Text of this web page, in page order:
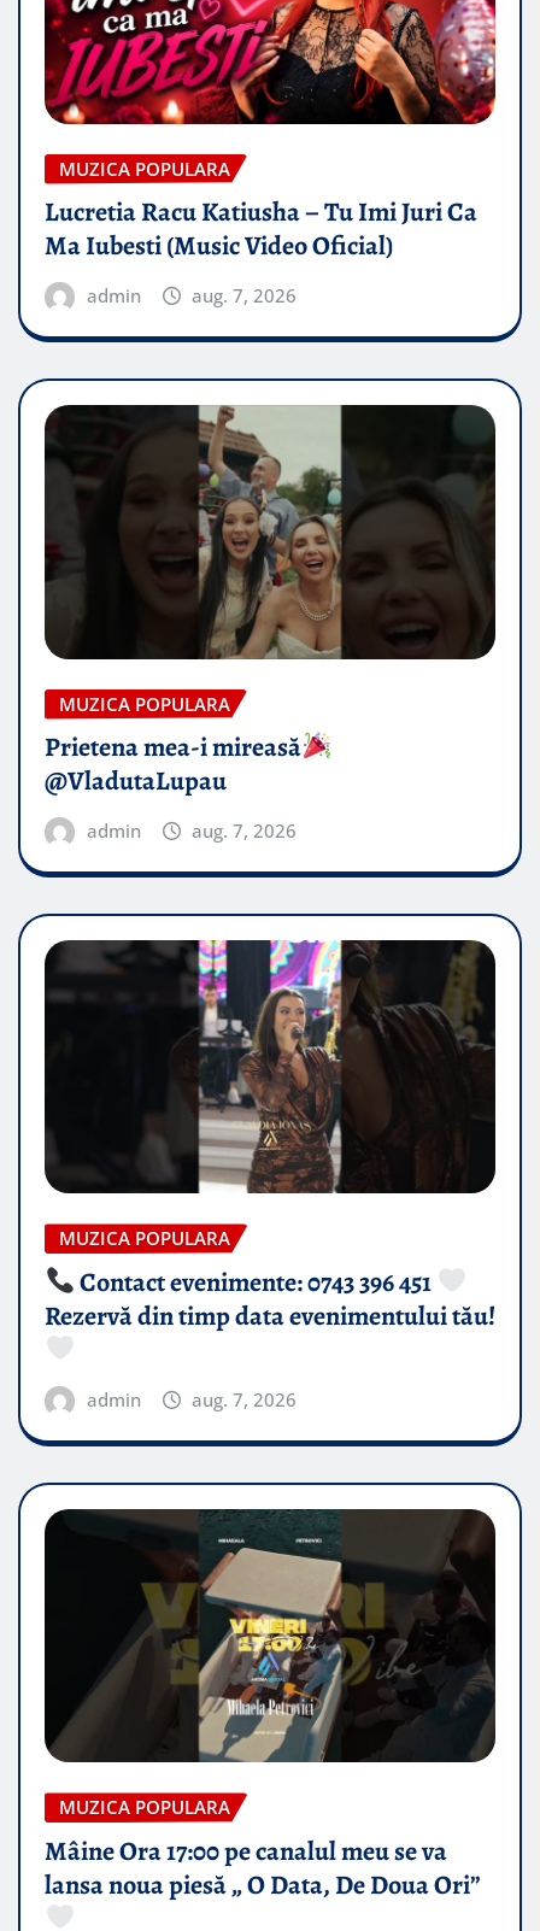
MUZICA POPULARA
Lucretia Racu Katiusha – Tu Imi Juri Ca
Ma Iubesti (Music Video Oficial)
admin aug. 7, 2026
MUZICA POPULARA
Prietena mea-i mireasă​
@VladutaLupau
admin aug. 7, 2026
MUZICA POPULARA
Contact evenimente: 0743 396 451
Rezervă din timp data evenimentului tău!
admin aug. 7, 2026
MUZICA POPULARA
Mâine Ora 17:00 pe canalul meu se va
lansa noua piesă „ O Data, De Doua Ori”